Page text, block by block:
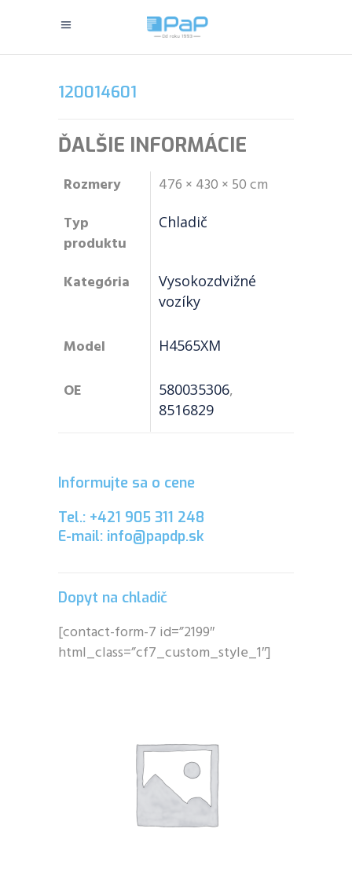
120014601
ĎALŠIE INFORMÁCIE
Rozmery
476 × 430 × 50 cm
Typ
produktu
Chladič
Kategória
Vysokozdvižné
vozíky
Model H4565XM
OE 580035306,
8516829
Informujte sa o cene
Tel.: +421 905 311 248
E-mail: info@papdp.sk
Dopyt na chladič
[contact-form-7 id=”2199″
html_class=”cf7_custom_style_1″]